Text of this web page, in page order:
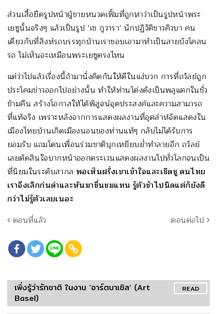
ส่วนเสื้อยืดรูปหน้าผู้ชายหนวดเฟิ้มที่ถูกหาว่าเป็นรูปหน้าพระ
เยซูนั้นจริงๆ แล้วเป็นรูป ‘เช กูวารา’ นักปฏิวัติชาวคิวบา คน
เดียวกับที่สิงห์รถบรรทุกบ้านเราชอบเอามาทำเป็นลายบังโคลน
รถ ไม่เห็นจะเหมือนพระเยซูตรงไหน
แต่ว่าไปแล้วเรื่องนี้ถ้ามานั่งคิดกันให้ดีในแง่บวก การที่ถวัลย์ถูก
ประโคมข่าวออกไปอย่างนั้น ทำให้ท่านโด่งดังเป็นพลุแตกในชั่ว
ข้ามคืน สร้างโอกาสให้ได้พิสูจน์จุดประสงค์และความสามารถ
ที่แท้จริง เพราะหลังจากการแสดงผลงานที่อุตส่าห์จัดแสดงใน
เมืองไทยบ้านเกิดเมืองนอนของท่านแท้ๆ กลับไม่ได้รับการ
ยอมรับ แถมโดนเพื่อนร่วมชาติบุกเหยียบย่ำทำลายอีก ถวัลย์
เลยตัดสินใจบากหน้าออกตระเวนแสดงผลงานไปทั่วโลกจนเป็น
ที่นิยมในระดับสากล พอเห็นฝรั่งเขาเข้าใจและเชิดชู คนไทย
เราจึงเลิกก่นด่าและหันมาชื่นชมแทน รู้ตัวช้าไปนิดแต่ก็ยังดี
กว่าไม่รู้ตัวเลยเนอะ
ตอนที่แล้ว
ตอนต่อไป
READ
เพิ่งรู้ว่ารักชาติ ในงาน ‘อาร์ตบาเซิล’ (Art
Basel)